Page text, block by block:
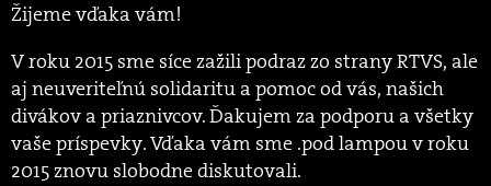
Žijeme vďaka vám!
V roku 2015 sme síce zažili podraz zo strany RTVS, ale
aj neuveriteľnú solidaritu a pomoc od vás, našich
divákov a priaznivcov. Ďakujem za podporu a všetky
vaše príspevky. Vďaka vám sme .pod lampou v roku
2015 znovu slobodne diskutovali.